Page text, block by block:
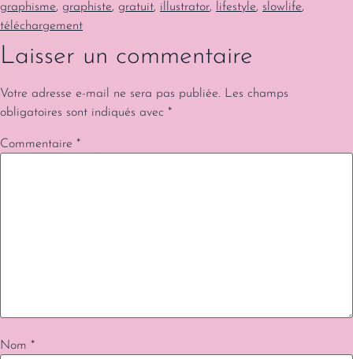
graphisme, graphiste, gratuit, illustrator, lifestyle, slowlife,
téléchargement
Laisser un commentaire
Votre adresse e-mail ne sera pas publiée. Les champs
obligatoires sont indiqués avec *
Commentaire *
Nom *